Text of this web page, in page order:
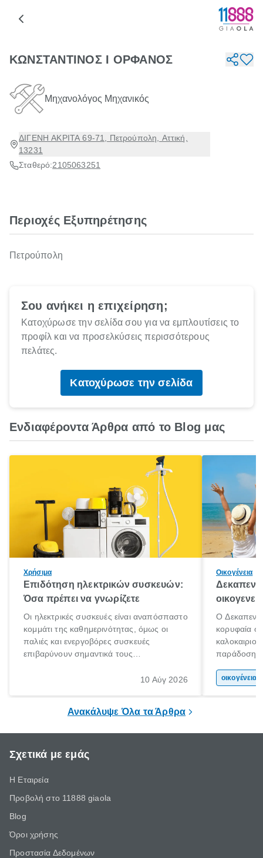
ΚΩΝΣΤΑΝΤΙΝΟΣ Ι ΟΡΦΑΝΟΣ
Μηχανολόγος Μηχανικός
ΔΙΓΕΝΗ ΑΚΡΙΤΑ 69-71, Πετρούπολη, Αττική,
13231
Σταθερό:2105063251
Περιοχές Εξυπηρέτησης
Πετρούπολη
Σου ανήκει η επιχείρηση;
Κατοχύρωσε την σελίδα σου για να εμπλουτίσεις το
προφίλ και να προσελκύσεις περισσότερους
πελάτες.
Κατοχύρωσε την σελίδα
Ενδιαφέροντα Άρθρα από το Blog μας
Χρήσιμα
Επιδότηση ηλεκτρικών συσκευών:
Όσα πρέπει να γνωρίζετε
Οι ηλεκτρικές συσκευές είναι αναπόσπαστο
κομμάτι της καθημερινότητας, όμως οι
παλιές και ενεργοβόρες συσκευές
επιβαρύνουν σημαντικά τους
Εδώ ακριβώς έρχεται να βοηθήσει η
καλύπτουν μέρος του κόστους
10 Αύγ 2026
Οικογένεια
Ο
κορυφαία
παράδοση με
χώρας. Είτε
Ανακάλυψε Όλα τα Άρθρα
Σχετικά με εμάς
Η Εταιρεία
Προβολή στο 11888 giaola
Blog
Όροι χρήσης
Προστασία Δεδομένων